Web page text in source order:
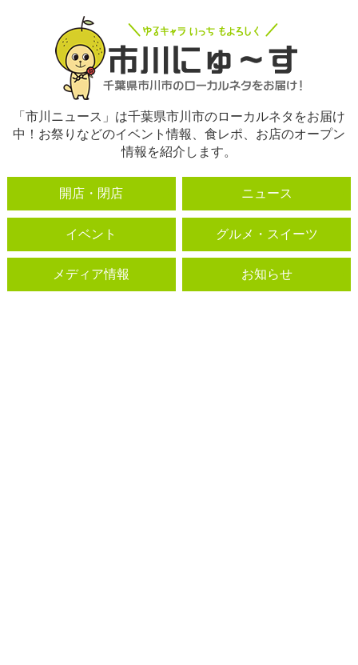
「市川ニュース」は千葉県市川市のローカルネタをお届け
中！お祭りなどのイベント情報、食レポ、お店のオープン
情報を紹介します。
開店・閉店 ニュース
イベント グルメ・スイーツ
メディア情報 お知らせ